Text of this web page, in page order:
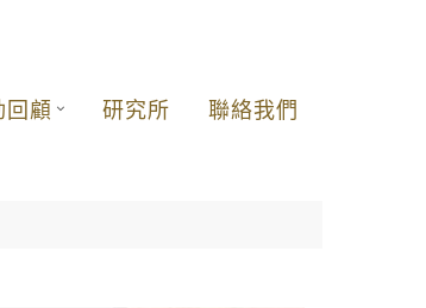
回顧 研究所 聯絡我們